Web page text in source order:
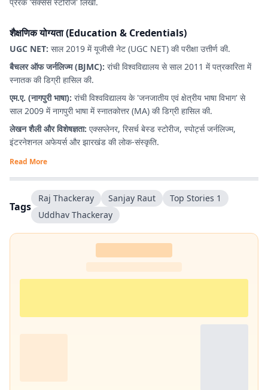
शैक्षणिक योग्यता (Education & Credentials)
UGC NET: साल 2019 में यूजीसी नेट (UGC NET) की परीक्षा उत्तीर्ण की.
बैचलर ऑफ जर्नलिज्म (BJMC): रांची विश्वविद्यालय से साल 2011 में पत्रकारिता में
स्नातक की डिग्री हासिल की.
एम.ए. (नागपुरी भाषा): रांची विश्वविद्यालय के 'जनजातीय एवं क्षेत्रीय भाषा विभाग' से
साल 2009 में नागपुरी भाषा में स्नातकोत्तर (MA) की डिग्री हासिल की.
लेखन शैली और विशेषज्ञता: एक्सप्लेनर, रिसर्च बेस्ड स्टोरीज, स्पोर्ट्स जर्नलिज्म,
इंटरनेशनल अफेयर्स और झारखंड की लोक-संस्कृति.
Read More
Tags
Raj Thackeray Sanjay Raut
Top Stories 1
Uddhav Thackeray